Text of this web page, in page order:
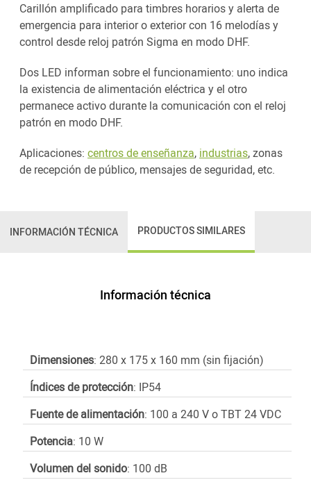
Carillón amplificado para timbres horarios y alerta de
emergencia para interior o exterior con 16 melodías y
control desde reloj patrón Sigma en modo DHF.
Dos LED informan sobre el funcionamiento: uno indica
la existencia de alimentación eléctrica y el otro
permanece activo durante la comunicación con el reloj
patrón en modo DHF.
Aplicaciones: centros de enseñanza, industrias, zonas
de recepción de público, mensajes de seguridad, etc.
INFORMACIÓN TÉCNICA PRODUCTOS SIMILARES
Información técnica
Dimensiones: 280 x 175 x 160 mm (sin fijación)
Índices de protección: IP54
Fuente de alimentación: 100 a 240 V o TBT 24 VDC
Potencia: 10 W
Volumen del sonido: 100 dB